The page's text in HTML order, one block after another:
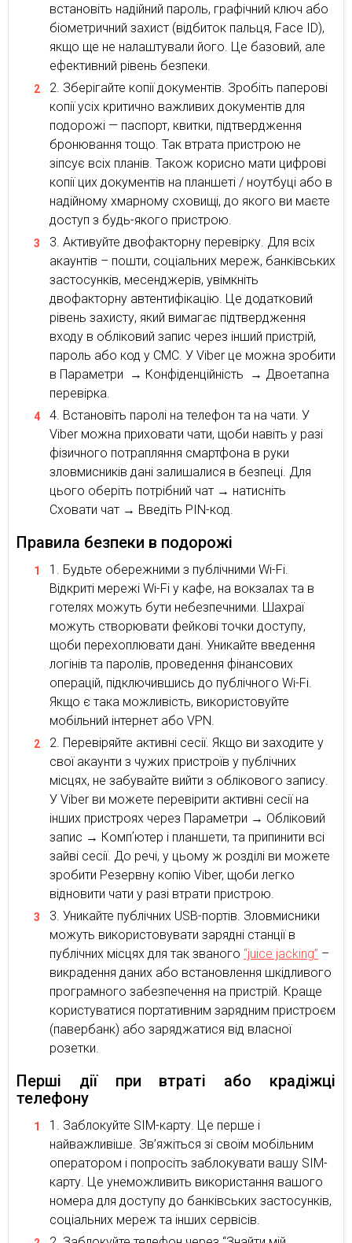
встановіть надійний пароль, графічний ключ або
біометричний захист (відбиток пальця, Face ID),
якщо ще не налаштували його. Це базовий, але
ефективний рівень безпеки.
Зберігайте копії документів. Зробіть паперові
копії усіх критично важливих документів для
подорожі — паспорт, квитки, підтвердження
бронювання тощо. Так втрата пристрою не
зіпсує всіх планів. Також корисно мати цифрові
копії цих документів на планшеті / ноутбуці або в
надійному хмарному сховищі, до якого ви маєте
доступ з будь-якого пристрою.
Активуйте двофакторну перевірку. Для всіх
акаунтів – пошти, соціальних мереж, банківських
застосунків, месенджерів, увімкніть
двофакторну автентифікацію. Це додатковий
рівень захисту, який вимагає підтвердження
входу в обліковий запис через інший пристрій,
пароль або код у СМС. У Viber це можна зробити
в Параметри → Конфіденційність → Двоетапна
перевірка.
Встановіть паролі на телефон та на чати. У
Viber можна приховати чати, щоби навіть у разі
фізичного потрапляння смартфона в руки
зловмисників дані залишалися в безпеці. Для
цього оберіть потрібний чат → натисніть
Сховати чат → Введіть PIN-код.
Правила безпеки в подорожі
Будьте обережними з публічними Wi-Fi.
Відкриті мережі Wi-Fi у кафе, на вокзалах та в
готелях можуть бути небезпечними. Шахраї
можуть створювати фейкові точки доступу,
щоби перехоплювати дані. Уникайте введення
логінів та паролів, проведення фінансових
операцій, підключившись до публічного Wi-Fi.
Якщо є така можливість, використовуйте
мобільний інтернет або VPN.
Перевіряйте активні сесії. Якщо ви заходите у
свої акаунти з чужих пристроїв у публічних
місцях, не забувайте вийти з облікового запису.
У Viber ви можете перевірити активні сесії на
інших пристроях через Параметри → Обліковий
запис → Компʼютер і планшети, та припинити всі
зайві сесії. До речі, у цьому ж розділі ви можете
зробити Резервну копію Viber, щоби легко
відновити чати у разі втрати пристрою.
Уникайте публічних USB-портів. Зловмисники
можуть використовувати зарядні станції в
публічних місцях для так званого “juice jacking” –
викрадення даних або встановлення шкідливого
програмного забезпечення на пристрій. Краще
користуватися портативним зарядним пристроєм
(павербанк) або заряджатися від власної
розетки.
Перші дії при втраті або крадіжці
телефону
Заблокуйте SIM-карту. Це перше і
найважливіше. Зв’яжіться зі своїм мобільним
оператором і попросіть заблокувати вашу SIM-
карту. Це унеможливить використання вашого
номера для доступу до банківських застосунків,
соціальних мереж та інших сервісів.